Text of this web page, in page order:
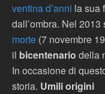
ventina d’anni la sua
dall’ombra. Nel
morte (7 novembre
il bicentenario della
In occasione di
storia. Umili origini